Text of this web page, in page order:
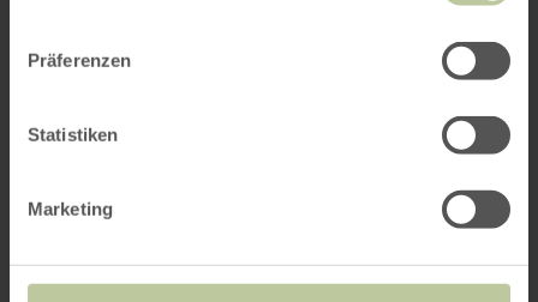
Präferenzen
Statistiken
Marketing